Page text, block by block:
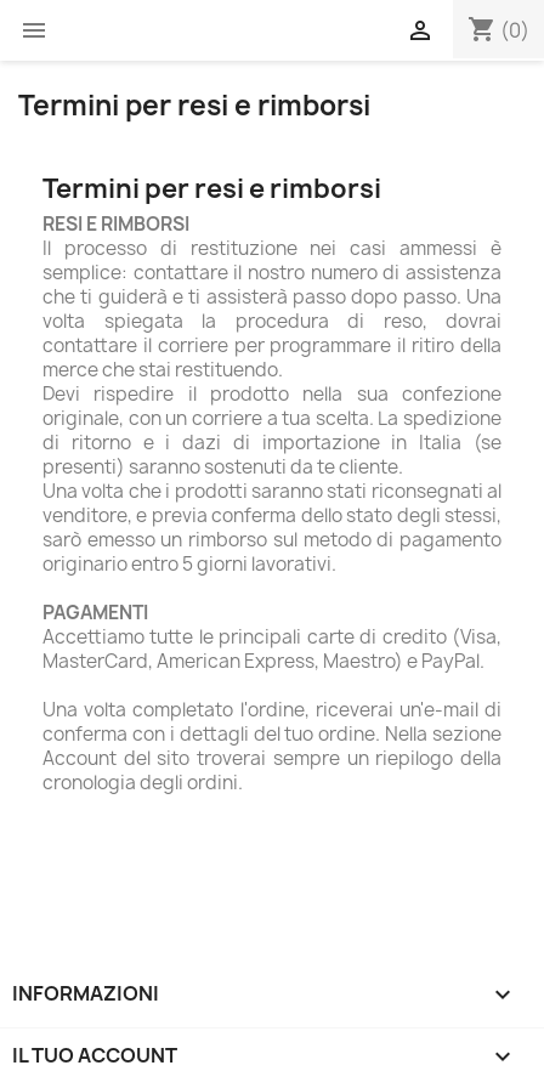
 shopping_cart (0)

Termini per resi e rimborsi
Termini per resi e rimborsi
RESI E RIMBORSI
Il processo di restituzione nei casi ammessi è
semplice: contattare il nostro numero di assistenza
che ti guiderà e ti assisterà passo dopo passo. Una
volta spiegata la procedura di reso, dovrai
contattare il corriere per programmare il ritiro della
merce che stai restituendo.
Devi rispedire il prodotto nella sua confezione
originale, con un corriere a tua scelta. La spedizione
di ritorno e i dazi di importazione in Italia (se
presenti) saranno sostenuti da te cliente.
Una volta che i prodotti saranno stati riconsegnati al
venditore, e previa conferma dello stato degli stessi,
sarò emesso un rimborso sul metodo di pagamento
originario entro 5 giorni lavorativi.
PAGAMENTI
Accettiamo tutte le principali carte di credito (Visa,
MasterCard, American Express, Maestro) e PayPal.
Una volta completato l'ordine, riceverai un'e-mail di
conferma con i dettagli del tuo ordine. Nella sezione
Account del sito troverai sempre un riepilogo della
cronologia degli ordini.
INFORMAZIONI 
IL TUO ACCOUNT 